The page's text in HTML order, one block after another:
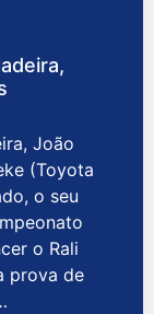
João
(Toyota
o seu
o Rali
prova de